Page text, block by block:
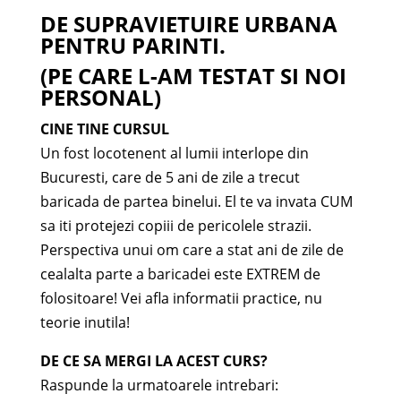
DE SUPRAVIETUIRE URBANA
PENTRU PARINTI.
(PE CARE L-AM TESTAT SI NOI
PERSONAL)
CINE TINE CURSUL
Un fost locotenent al lumii interlope din
Bucuresti, care de 5 ani de zile a trecut
baricada de partea binelui. El te va invata CUM
sa iti protejezi copiii de pericolele strazii.
Perspectiva unui om care a stat ani de zile de
cealalta parte a baricadei este EXTREM de
folositoare! Vei afla informatii practice, nu
teorie inutila!
DE CE SA MERGI LA ACEST CURS?
Raspunde la urmatoarele intrebari: